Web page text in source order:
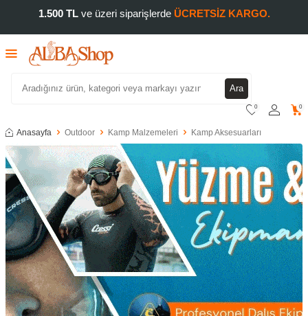
1.500 TLve üzeri siparişlerde ÜCRETSİZ KARGO.
Ara
0 0
Anasayfa Outdoor Kamp Malzemeleri Kamp Aksesuarları